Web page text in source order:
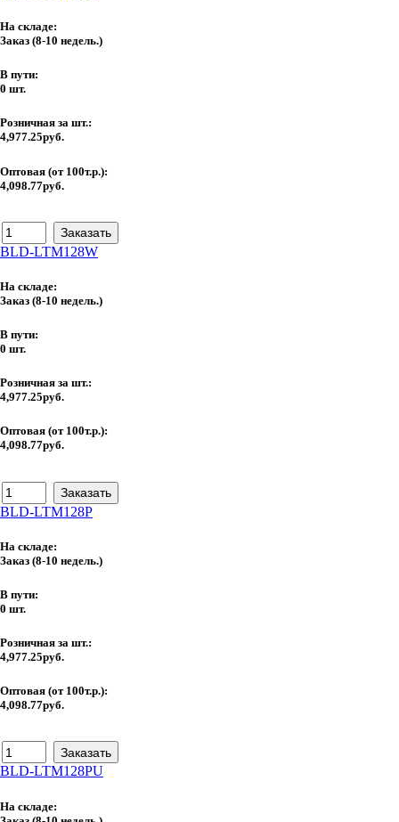
На складе:
Заказ (8-10 недель.)
В пути:
0 шт.
Розничная за шт.:
4,977.25руб.
Оптовая (от 100т.р.):
4,098.77руб.
BLD-LTM128W
На складе:
Заказ (8-10 недель.)
В пути:
0 шт.
Розничная за шт.:
4,977.25руб.
Оптовая (от 100т.р.):
4,098.77руб.
BLD-LTM128P
На складе:
Заказ (8-10 недель.)
В пути:
0 шт.
Розничная за шт.:
4,977.25руб.
Оптовая (от 100т.р.):
4,098.77руб.
BLD-LTM128PU
На складе: